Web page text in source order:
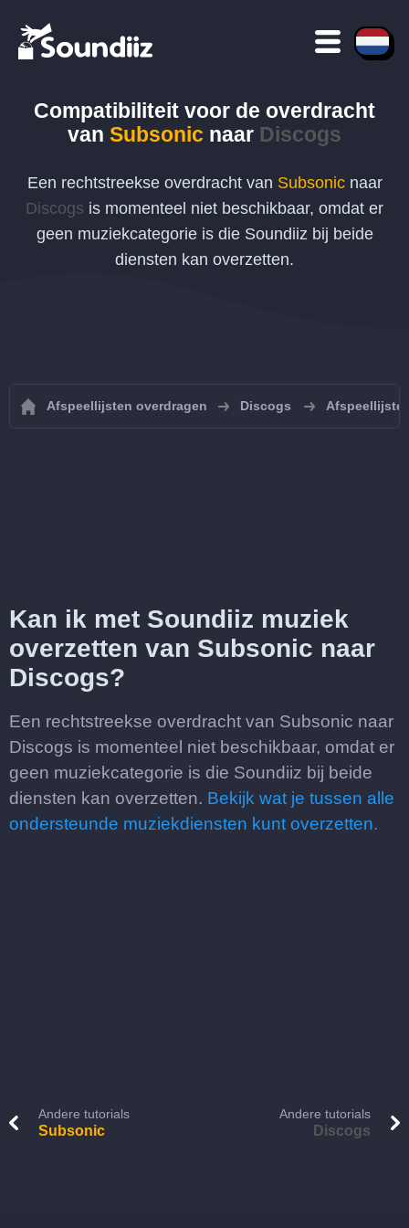
Compatibiliteit voor de overdracht
van Subsonic naar Discogs
Een rechtstreekse overdracht van Subsonicnaar
Discogs is momenteel niet beschikbaar, omdat er
geen muziekcategorie is die Soundiiz bij beide
diensten kan overzetten.
Afspeellijsten overdragen Discogs
Kan ik met Soundiiz muziek
overzetten van Subsonic naar
Discogs?
Een rechtstreekse overdracht van Subsonic naar
Discogs is momenteel niet beschikbaar, omdat er
geen muziekcategorie is die Soundiiz bij beide
diensten kan overzetten. Bekijk wat je tussen alle
ondersteunde muziekdiensten kunt overzetten.
Andere tutorials
Subsonic
Andere tutorials
Discogs